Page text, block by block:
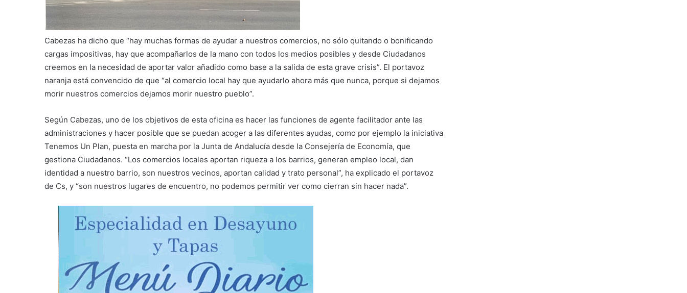
Cabezas ha dicho que “hay muchas formas de ayudar a nuestros comercios, no sólo quitando o bonificando
cargas impositivas, hay que acompañarlos de la mano con todos los medios posibles y desde Ciudadanos
creemos en la necesidad de aportar valor añadido como base a la salida de esta grave crisis”. El portavoz
naranja está convencido de que “al comercio local hay que ayudarlo ahora más que nunca, porque si dejamos
morir nuestros comercios dejamos morir nuestro pueblo”.
Según Cabezas, uno de los objetivos de esta oficina es hacer las funciones de agente facilitador ante las
administraciones y hacer posible que se puedan acoger a las diferentes ayudas, como por ejemplo la iniciativa
Tenemos Un Plan, puesta en marcha por la Junta de Andalucía desde la Consejería de Economía, que
gestiona Ciudadanos. “Los comercios locales aportan riqueza a los barrios, generan empleo local, dan
identidad a nuestro barrio, son nuestros vecinos, aportan calidad y trato personal”, ha explicado el portavoz
de Cs, y “son nuestros lugares de encuentro, no podemos permitir ver como cierran sin hacer nada”.